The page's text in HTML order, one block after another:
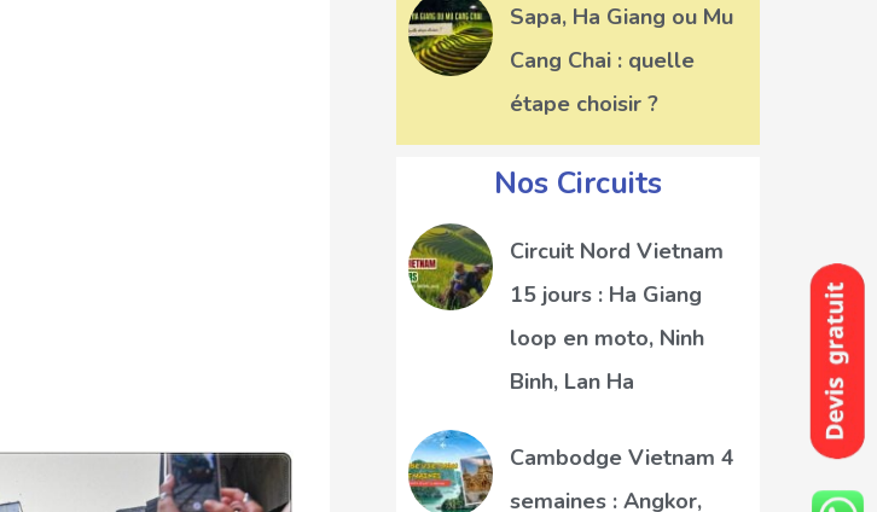
Sapa, Ha Giang ou Mu
Cang Chai : quelle
étape choisir ?
Nos Circuits
Circuit Nord Vietnam
15 jours : Ha Giang
loop en moto, Ninh
Binh, Lan Ha
Cambodge Vietnam 4
semaines : Angkor,